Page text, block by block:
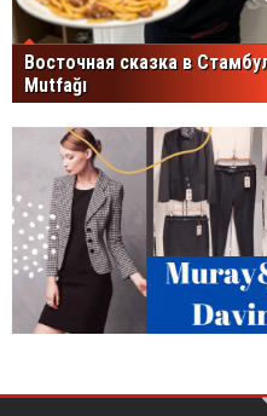
Восточная сказка в
Mutfağı